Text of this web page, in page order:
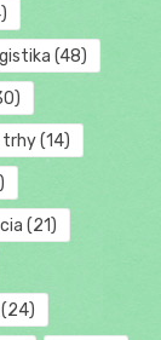
(48)
trhy(14)
(21)